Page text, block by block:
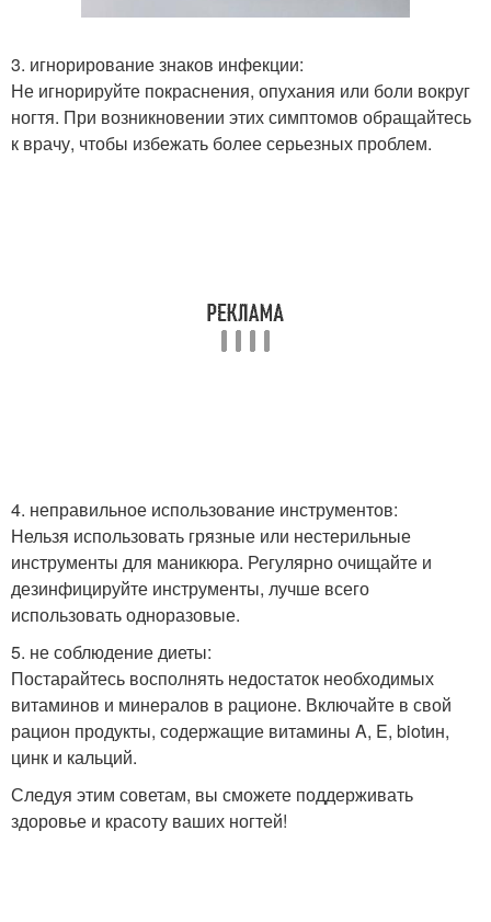
3. игнорирование знаков инфекции:
Не игнорируйте покраснения, опухания или боли вокруг
ногтя. При возникновении этих симптомов обращайтесь
к врачу, чтобы избежать более серьезных проблем.
4. неправильное использование инструментов:
Нельзя использовать грязные или нестерильные
инструменты для маникюра. Регулярно очищайте и
дезинфицируйте инструменты, лучше всего
использовать одноразовые.
5. не соблюдение диеты:
Постарайтесь восполнять недостаток необходимых
витаминов и минералов в рационе. Включайте в свой
рацион продукты, содержащие витамины A, E, biotин,
цинк и кальций.
Следуя этим советам, вы сможете поддерживать
здоровье и красоту ваших ногтей!